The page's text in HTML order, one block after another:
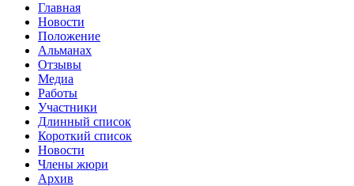
Главная
Новости
Положение
Альманах
Отзывы
Медиа
Работы
Участники
Длинный список
Короткий список
Новости
Члены жюри
Архив